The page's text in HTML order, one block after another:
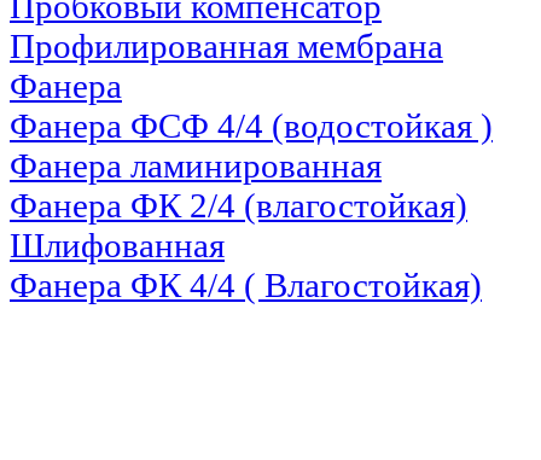
Профилированная мембрана
Фанера
Фанера ФСФ 4/4 (водостойкая )
Фанера ламинированная
Фанера ФК 2/4 (влагостойкая)
Шлифованная
Фанера ФК 4/4 ( Влагостойкая)